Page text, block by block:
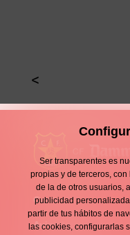
Enllaços
Contacto
Aviso legal
Ser transparentes es
propias y de terceros,
de la de otros usuarios,
publicidad
partir de tus hábitos de
las cookies, configurarlas